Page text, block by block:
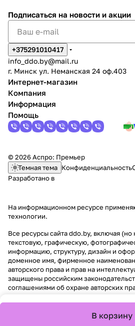
В корзину
Подписаться на новости и акции
+375291010417
info_ddo.by@mail.ru
г. Минск ул. Неманская 24 оф.403
Интернет-магазин
Компания
Информация
Помощь
© 2026 Аспро: Премьер
Темная тема Конфиденциальность
Разработано в
На информационном ресурсе
технологии.
Все ресурсы сайта ddo.by, включая (но
текстовую, графическую,
информацию, структуру, дизайн и
доменное имя, фирменное
авторского права и прав на
защищены российским
соглашениями об охране авторских